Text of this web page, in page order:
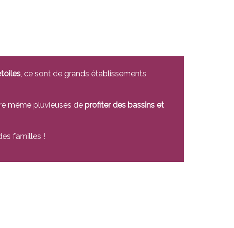
, ce sont de grands établissements
même pluvieuses de profiter des bassins et
familles !